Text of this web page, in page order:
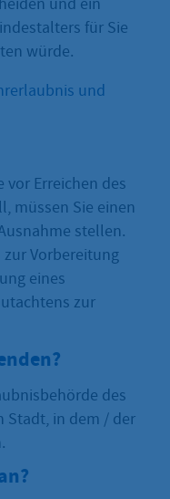
und ein
für Sie
würde.
und
vor Erreichen des
müssen Sie einen
stellen.
Vorbereitung
eines
zur
des
Stadt, in dem / der